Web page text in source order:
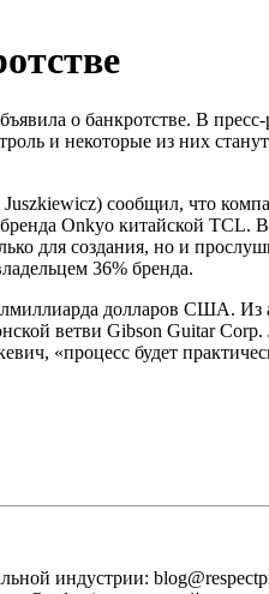
о банкротстве. В
и некоторые из них
сообщил, что
бренда Onkyo китайской TCL.
для создания, но и
36% бренда.
долларов США. Из
ветви Gibson Guitar
«процесс будет
индустрии: